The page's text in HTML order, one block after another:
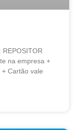
REPOSITOR
na empresa +
Cartão vale